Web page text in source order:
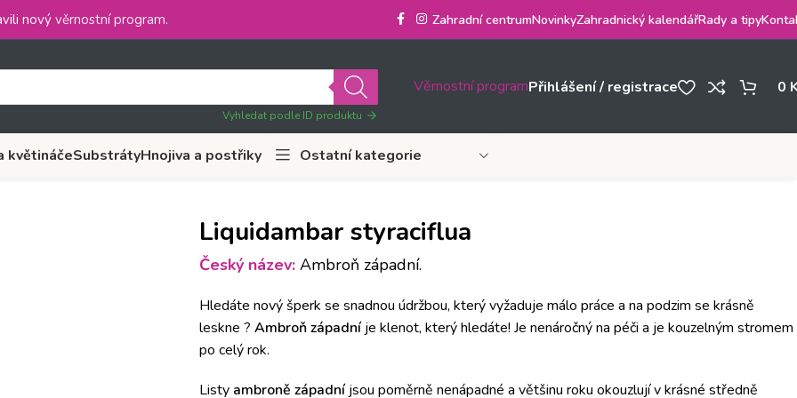
nový věrnostní program. Zahradní centrumNovinkyZahradnický kalendářRady a tipy
Vyhledat podle ID produktu
Věrnostní programPřihlášení / registrace 0
květináčeSubstrátyHnojiva a postřiky
Ostatní kategorie
Liquidambar styraciflua
Český název: Ambroň západní.
Hledáte nový šperk se snadnou údržbou, který vyžaduje málo práce a na podzim se krásně
leskne ? Ambroň západníje klenot, který hledáte! Je nenáročný na péči a je kouzelným stromem
po celý rok.
Listy ambroně západníjsou poměrně nenápadné a většinu roku okouzlují v krásné středně